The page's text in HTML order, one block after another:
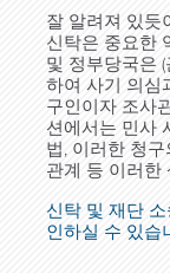
잘 알려져 있듯
신탁은 중요한
및 정부당국은
하여 사기 의심
구인이자 조사
션에서는 민사
법, 이러한 청
관계 등 이러한
신탁 및 재단
인하실 수 있습